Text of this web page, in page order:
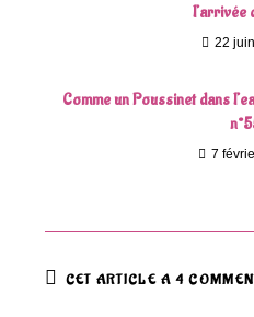
l’arrivée
22
Comme un Poussinet dans
7
CET ARTICLE A 4